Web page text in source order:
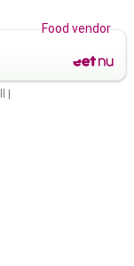
Food vendor